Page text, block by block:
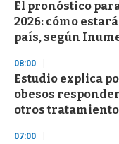
El pronóstico
2026: cómo
país, según
08:00
Estudio explica
obesos
otros
07:00